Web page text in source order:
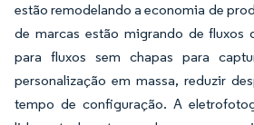
estão remodelando a economia de
de marcas estão migrando de fluxos
para fluxos sem chapas para
personalização em massa, reduzir
tempo de configuração. A